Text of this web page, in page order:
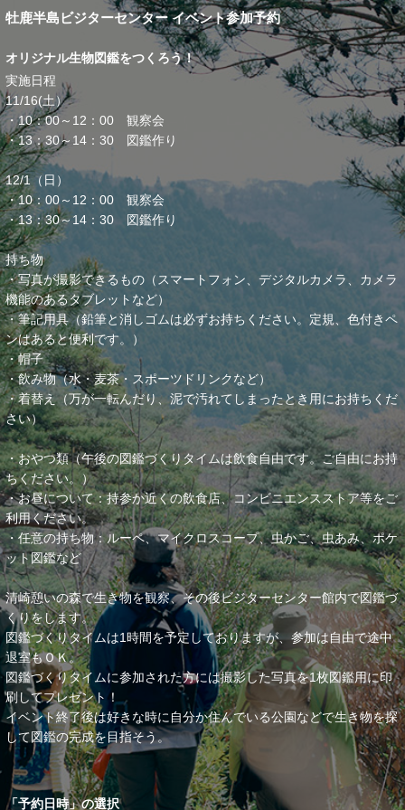
牡鹿半島ビジターセンター イベント参加予約
オリジナル生物図鑑をつくろう！
実施日程
11/16(土）
・10：00～12：00 観察会
・13：30～14：30 図鑑作り
12/1（日）
・10：00～12：00 観察会
・13：30～14：30 図鑑作り
持ち物
・写真が撮影できるもの（スマートフォン、デジタルカメラ、カメラ
機能のあるタブレットなど）
・筆記用具（鉛筆と消しゴムは必ずお持ちください。定規、色付きペ
ンはあると便利です。）
・帽子
・飲み物（水・麦茶・スポーツドリンクなど）
・着替え（万が一転んだり、泥で汚れてしまったとき用にお持ちくだ
さい）
・おやつ類（午後の図鑑づくりタイムは飲食自由です。ご自由にお持
ちください。）
・お昼について：持参か近くの飲食店、コンビニエンスストア等をご
利用ください。
・任意の持ち物：ルーペ、マイクロスコープ、虫かご、虫あみ、ポケ
ット図鑑など
清崎憩いの森で生き物を観察、その後ビジターセンター館内で図鑑づ
くりをします。
図鑑づくりタイムは1時間を予定しておりますが、参加は自由で途中
退室もＯＫ。
図鑑づくりタイムに参加された方には撮影した写真を1枚図鑑用に印
刷してプレゼント！
イベント終了後は好きな時に自分か住んでいる公園などで生き物を探
して図鑑の完成を目指そう。
「予約日時」の選択